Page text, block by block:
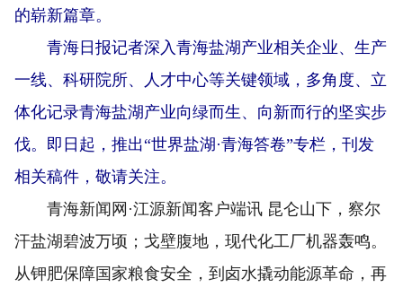
的崭新篇章。
青海日报记者深入青海盐湖产业相关企业、生产
一线、科研院所、人才中心等关键领域，多角度、立
体化记录青海盐湖产业向绿而生、向新而行的坚实步
伐。即日起，推出“世界盐湖·青海答卷”专栏，刊发
相关稿件，敬请关注。
青海新闻网·江源新闻客户端讯 昆仑山下，察尔
汗盐湖碧波万顷；戈壁腹地，现代化工厂机器轰鸣。
从钾肥保障国家粮食安全，到卤水撬动能源革命，再